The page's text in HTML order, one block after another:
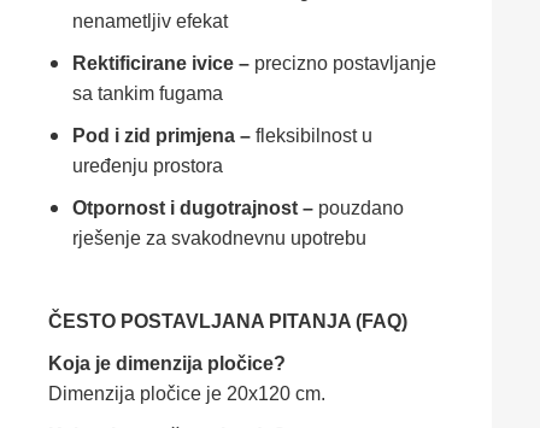
nenametljiv efekat
Rektificirane ivice – precizno postavljanje
sa tankim fugama
Pod i zid primjena – fleksibilnost u
uređenju prostora
Otpornost i dugotrajnost – pouzdano
rješenje za svakodnevnu upotrebu
ČESTO POSTAVLJANA PITANJA (FAQ)
Koja je dimenzija pločice?
Dimenzija pločice je 20x120 cm.